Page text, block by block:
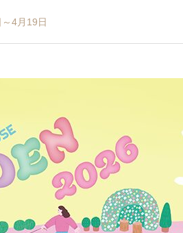
4月19日